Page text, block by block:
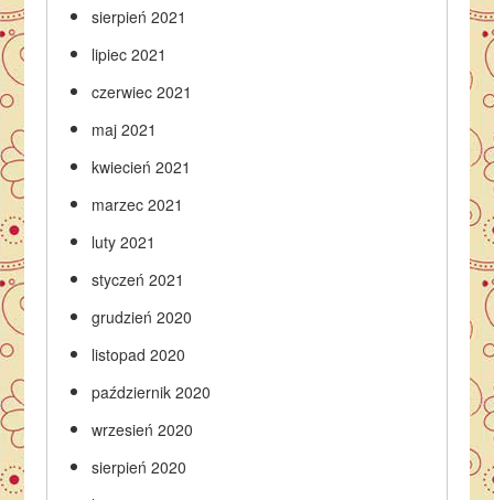
sierpień 2021
lipiec 2021
czerwiec 2021
maj 2021
kwiecień 2021
marzec 2021
luty 2021
styczeń 2021
grudzień 2020
listopad 2020
październik 2020
wrzesień 2020
sierpień 2020